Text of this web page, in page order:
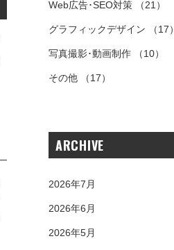
Web広告･SEO対策 （21）
グラフィックデザイン （17）
写真撮影･動画制作 （10）
その他 （17）
ARCHIVE
2026年7月
2026年6月
2026年5月